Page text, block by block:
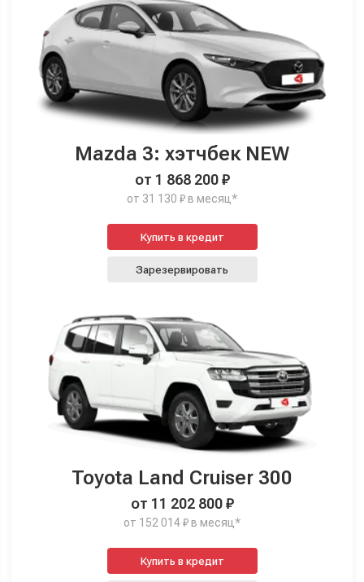
Mazda 3: хэтчбек NEW
от 1 868 200 ₽
от 31 130 ₽ в месяц*
Купить в кредит
Зарезервировать
Toyota Land Cruiser 300
от 11 202 800 ₽
от 152 014 ₽ в месяц*
Купить в кредит